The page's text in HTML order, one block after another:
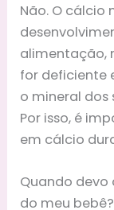
Não. O cálcio
alimentação,
for deficiente
o mineral dos
Por isso, é
em cálcio
Quando
do meu bebê?